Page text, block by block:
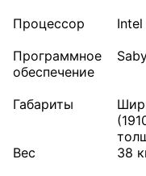
Процессор
Программное
обеспечение
Габариты
Вес
38